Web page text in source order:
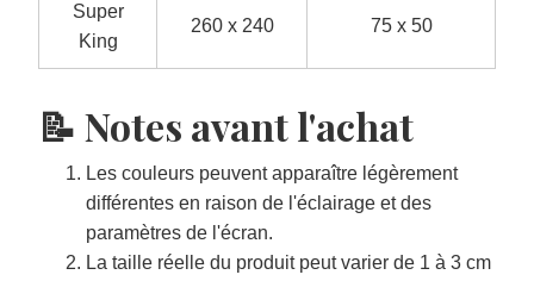
Super
King
260 x 240 75 x 50
📝 Notes avant l'achat
Les couleurs peuvent apparaître légèrement
différentes en raison de l'éclairage et des
paramètres de l'écran.
La taille réelle du produit peut varier de 1 à 3 cm